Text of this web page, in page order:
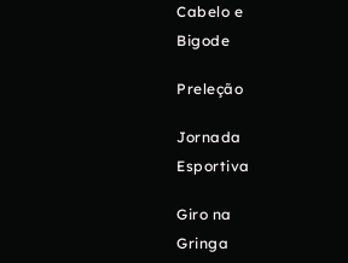
Cabelo e
Bigode
Preleção
Jornada
Esportiva
Giro na
Gringa